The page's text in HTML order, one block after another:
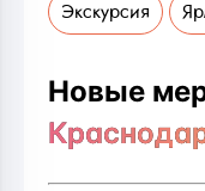
Экскурсия
Новые